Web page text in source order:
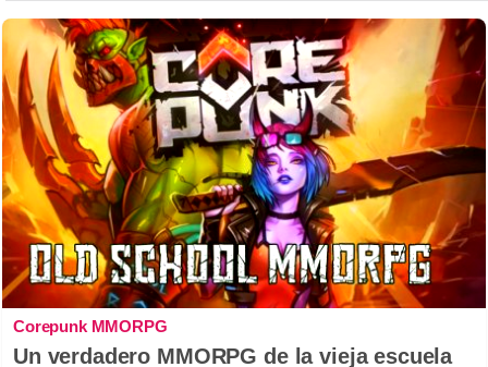
Corepunk MMORPG
Un verdadero MMORPG de la vieja escuela